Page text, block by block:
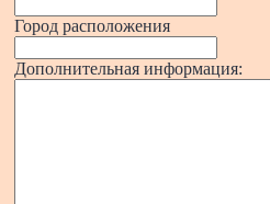
Город расположения
Дополнительная информация: